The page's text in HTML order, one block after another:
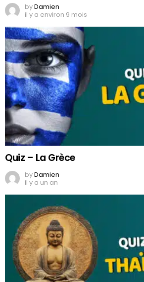
byDamien
il y a environ 9 mois
Quiz – La Grèce
byDamien
il y a un an